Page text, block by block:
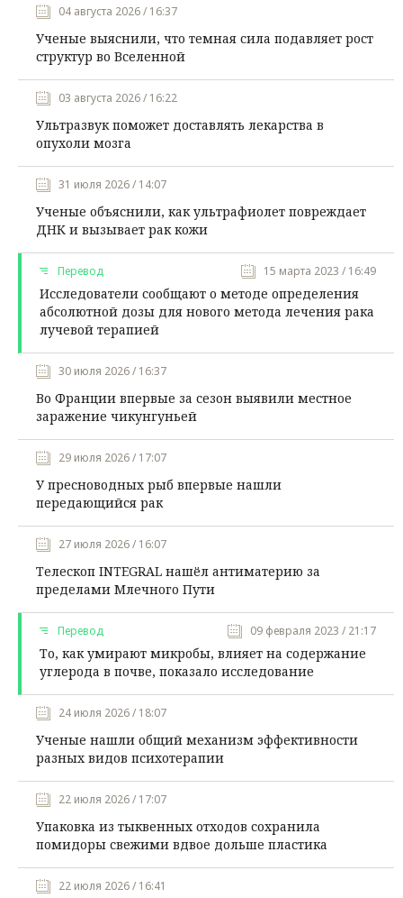
04 августа 2026 / 16:37
Ученые выяснили, что темная сила подавляет рост
структур во Вселенной
03 августа 2026 / 16:22
Ультразвук поможет доставлять лекарства в
опухоли мозга
31 июля 2026 / 14:07
Ученые объяснили, как ультрафиолет повреждает
ДНК и вызывает рак кожи
Перевод 15 марта 2023 / 16:49
Исследователи сообщают о методе определения
абсолютной дозы для нового метода лечения рака
лучевой терапией
30 июля 2026 / 16:37
Во Франции впервые за сезон выявили местное
заражение чикунгуньей
29 июля 2026 / 17:07
У пресноводных рыб впервые нашли
передающийся рак
27 июля 2026 / 16:07
Телескоп INTEGRAL нашёл антиматерию за
пределами Млечного Пути
Перевод 09 февраля 2023 / 21:17
То, как умирают микробы, влияет на содержание
углерода в почве, показало исследование
24 июля 2026 / 18:07
Ученые нашли общий механизм эффективности
разных видов психотерапии
22 июля 2026 / 17:07
Упаковка из тыквенных отходов сохранила
помидоры свежими вдвое дольше пластика
22 июля 2026 / 16:41